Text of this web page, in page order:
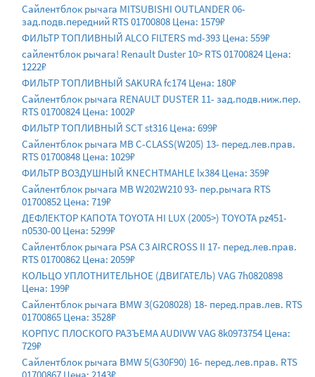
Сайлентблок рычага MITSUBISHI OUTLANDER 06-
зад.подв.передний RTS 01700808 Цена: 1579₽
ФИЛЬТР ТОПЛИВНЫЙ ALCO FILTERS md-393 Цена: 559₽
сайлентблок рычага! Renault Duster 10> RTS 01700824 Цена:
1222₽
ФИЛЬТР ТОПЛИВНЫЙ SAKURA fc174 Цена: 180₽
Сайлентблок рычага RENAULT DUSTER 11- зад.подв.ниж.пер.
RTS 01700824 Цена: 1002₽
ФИЛЬТР ТОПЛИВНЫЙ SCT st316 Цена: 699₽
Сайлентблок рычага MB C-CLASS(W205) 13- перед.лев.прав.
RTS 01700848 Цена: 1029₽
ФИЛЬТР ВОЗДУШНЫЙ KNECHTMAHLE lx384 Цена: 359₽
Сайлентблок рычага MB W202W210 93- пер.рычага RTS
01700852 Цена: 719₽
ДЕФЛЕКТОР КАПОТА TOYOTA HI LUX (2005>) TOYOTA pz451-
n0530-00 Цена: 5299₽
Сайлентблок рычага PSA C3 AIRCROSS II 17- перед.лев.прав.
RTS 01700862 Цена: 2059₽
КОЛЬЦО УПЛОТНИТЕЛЬНОЕ (ДВИГАТЕЛЬ) VAG 7h0820898
Цена: 199₽
Сайлентблок рычага BMW 3(G208028) 18- перед.прав.лев. RTS
01700865 Цена: 3528₽
КОРПУС ПЛОСКОГО РАЗЪЕМА AUDIVW VAG 8k0973754 Цена:
729₽
Сайлентблок рычага BMW 5(G30F90) 16- перед.лев.прав. RTS